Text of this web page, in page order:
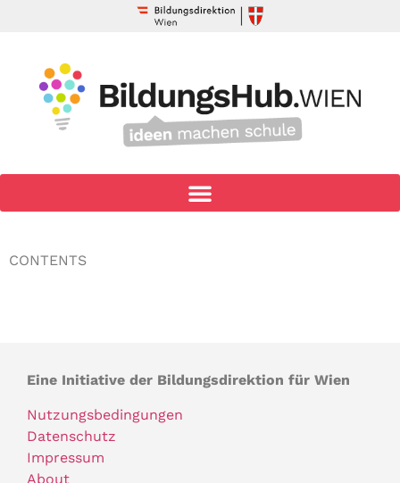
CONTENTS
Eine Initiative der Bildungsdirektion für Wien
Nutzungsbedingungen
Datenschutz
Impressum
About